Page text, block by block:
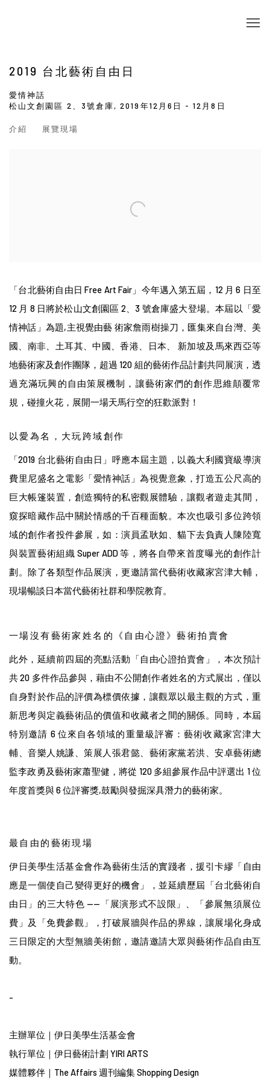
2019 台北藝術自由日
愛情神話
松山文創園區 2、3號倉庫,2019年12月6日 - 12月8日
介紹 展覽現場
「台北藝術自由日 Free Art Fair」今年邁入第五屆，12 月 6 日至
12 月 8 日將於松山文創園區 2、3 號倉庫盛大登場。本屆以「愛
情神話」為題,主視覺由藝 術家詹雨樹操刀，匯集來自台灣、美
國、南非、土耳其、中國、香港、日本、 新加坡及馬來西亞等
地藝術家及創作團隊，超過 120 組的藝術作品計劃共同展演，透
過充滿玩興的自由策展機制，讓藝術家們的創作思維顛覆常
規，碰撞火花，展開一場天馬行空的狂歡派對！
以愛為名，大玩跨域創作
「2019 台北藝術自由日」呼應本屆主題，以義大利國寶級導演
費里尼盛名之電影「愛情神話」為視覺意象，打造五公尺高的
巨大帳篷裝置，創造獨特的私密觀展體驗，讓觀者遊走其間，
窺探暗藏作品中關於情感的千百種面貌。本次也吸引多位跨領
域的創作者投件參展，如：演員孟耿如、貓下去負責人陳陸寬
與裝置藝術組織 Super ADD 等，將各自帶來首度曝光的創作計
劃。除了各類型作品展演，更邀請當代藝術收藏家宮津大輔，
現場暢談日本當代藝術社群和學院教育。
一場沒有藝術家姓名的《自由心證》藝術拍賣會
此外，延續前四屆的亮點活動「自由心證拍賣會」，本次預計
共 20 多件作品參與，藉由不公開創作者姓名的方式展出，僅以
自身對於作品的評價為標價依據，讓觀眾以最主觀的方式，重
新思考與定義藝術品的價值和收藏者之間的關係。同時，本屆
特別邀請 6 位來自各領域的重量級評審：藝術收藏家宮津大
輔、音樂人姚謙、策展人張君懿、藝術家黨若洪、安卓藝術總
監李政勇及藝術家蕭聖健，將從 120 多組參展作品中評選出 1 位
年度首獎與 6 位評審獎,鼓勵與發掘深具潛力的藝術家。
最自由的藝術現場
伊日美學生活基金會作為藝術生活的實踐者，援引卡繆「自由
應是一個使自己變得更好的機會」，並延續歷屆「台北藝術自
由日」的三大特色 ——「展演形式不設限」、「參展無須展位
費」及「免費參觀」，打破展牆與作品的界線，讓展場化身成
三日限定的大型無牆美術館，邀請邀請大眾與藝術作品自由互
動。
-
主辦單位｜ 伊日美學生活基金會
執行單位｜ 伊日藝術計劃 YIRI ARTS
媒體夥伴｜ The Affairs 週刊編集Shopping Design